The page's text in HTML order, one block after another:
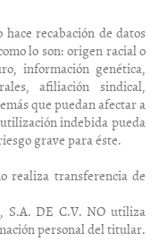
recabación de datos
lo son: origen racial o
información genética,
afiliación sindical,
que puedan afectar a
indebida pueda
grave para éste.
realiza transferencia de
S.A. DE C.V. NO utiliza
personal del titular.